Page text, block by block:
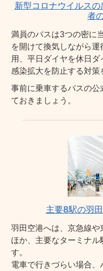
新型コロナウイルス
者
満員のバスは3つの密に
を開けて換気しながら
用、平日ダイヤを休日
感染拡大を防止する対策
事前に乗車するバスの
ておきましょう。
主要8駅の羽
羽田空港へは、京急線
ほか、主要なターミナ
す。
電車で行きづらい場合